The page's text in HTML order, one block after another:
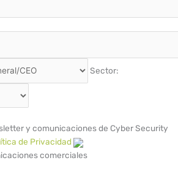
Sector:
y comunicaciones de Cyber Security
de Privacidad
comerciales